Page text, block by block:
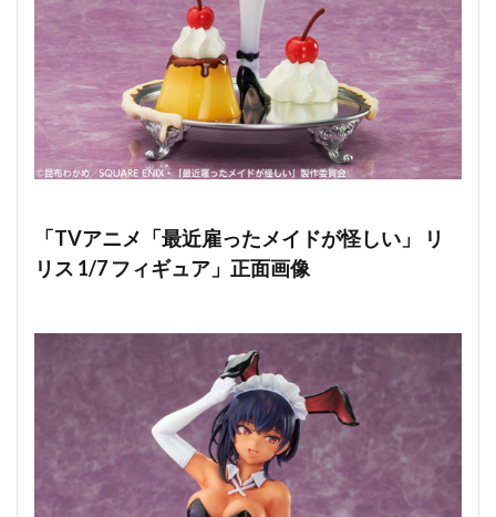
「TVアニメ「最近雇ったメイドが怪しい」 リ
リス 1/7 フィギュア」正面画像